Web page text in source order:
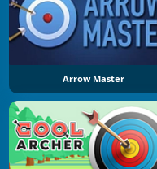
Arrow Master